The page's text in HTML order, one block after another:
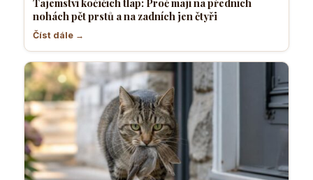
nohách pět prstů a na zadních jen čtyři
Číst dále →